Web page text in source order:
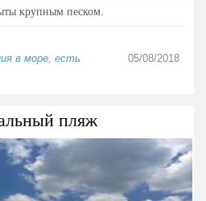
крупным песком.
в море, есть
05/08/2018
пляж